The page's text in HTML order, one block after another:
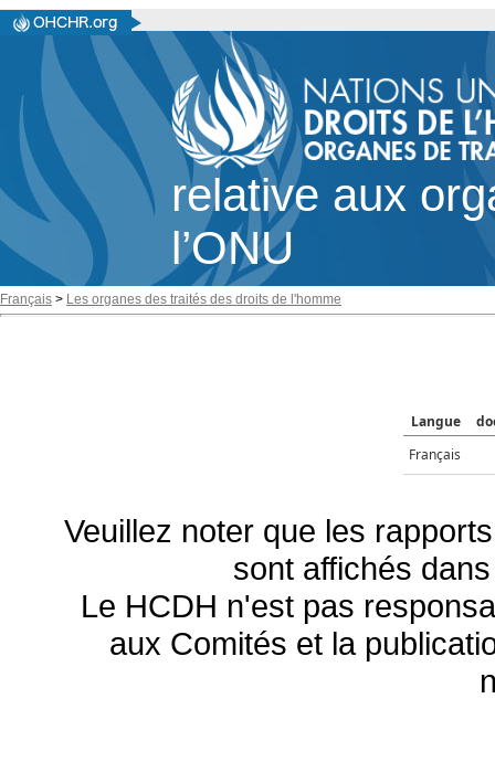
relative aux
l’ONU
Français > Les organes des traités des droits de l'homme
Langue
Français
Veuillez noter que les
sont affichés
Le HCDH n'est pas
aux Comités et la